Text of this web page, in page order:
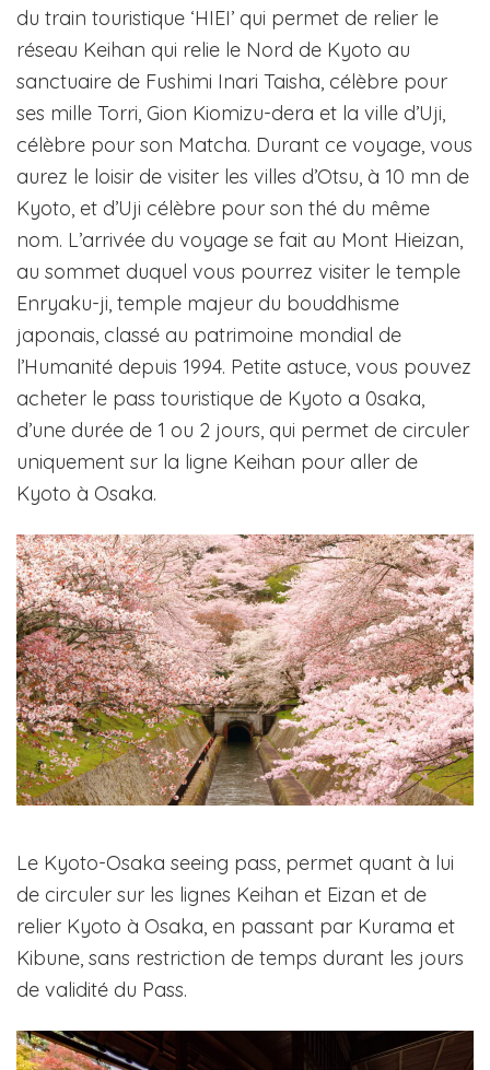
du train touristique ‘HIEI’ qui permet de relier le
réseau Keihan qui relie le Nord de Kyoto au
sanctuaire de Fushimi Inari Taisha, célèbre pour
ses mille Torri, Gion Kiomizu-dera et la ville d’Uji,
célèbre pour son Matcha. Durant ce voyage, vous
aurez le loisir de visiter les villes d’Otsu, à 10 mn de
Kyoto, et d’Uji célèbre pour son thé du même
nom. L’arrivée du voyage se fait au Mont Hieizan,
au sommet duquel vous pourrez visiter le temple
Enryaku-ji, temple majeur du bouddhisme
japonais, classé au patrimoine mondial de
l’Humanité depuis 1994. Petite astuce, vous pouvez
acheter le pass touristique de Kyoto a 0saka,
d’une durée de 1 ou 2 jours, qui permet de circuler
uniquement sur la ligne Keihan pour aller de
Kyoto à Osaka.
Le Kyoto-Osaka seeing pass, permet quant à lui
de circuler sur les lignes Keihan et Eizan et de
relier Kyoto à Osaka, en passant par Kurama et
Kibune, sans restriction de temps durant les jours
de validité du Pass.